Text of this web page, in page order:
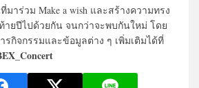
ร่วม Make a wish และสร้างความทรง
ายปีไปด้วยกัน จนกว่าจะพบกันใหม่ โดย
กิจกรรมและข้อมูลต่าง ๆ เพิ่มเติมได้ที่